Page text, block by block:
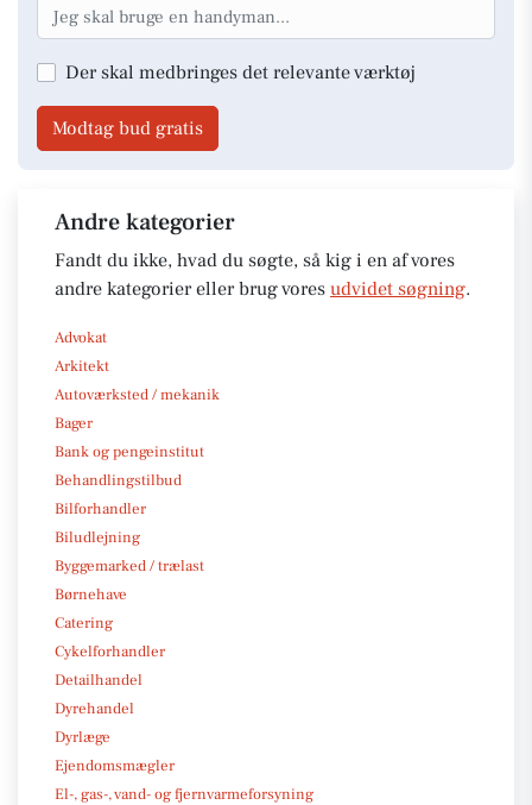
Der skal medbringes det relevante værktøj
Modtag bud gratis
Andre kategorier
Fandt du ikke, hvad du søgte, så kig i en af vores
andre kategorier eller brug vores udvidet søgning.
Advokat
Arkitekt
Autoværksted / mekanik
Bager
Bank og pengeinstitut
Behandlingstilbud
Bilforhandler
Biludlejning
Byggemarked / trælast
Børnehave
Catering
Cykelforhandler
Detailhandel
Dyrehandel
Dyrlæge
Ejendomsmægler
El-, gas-, vand- og fjernvarmeforsyning